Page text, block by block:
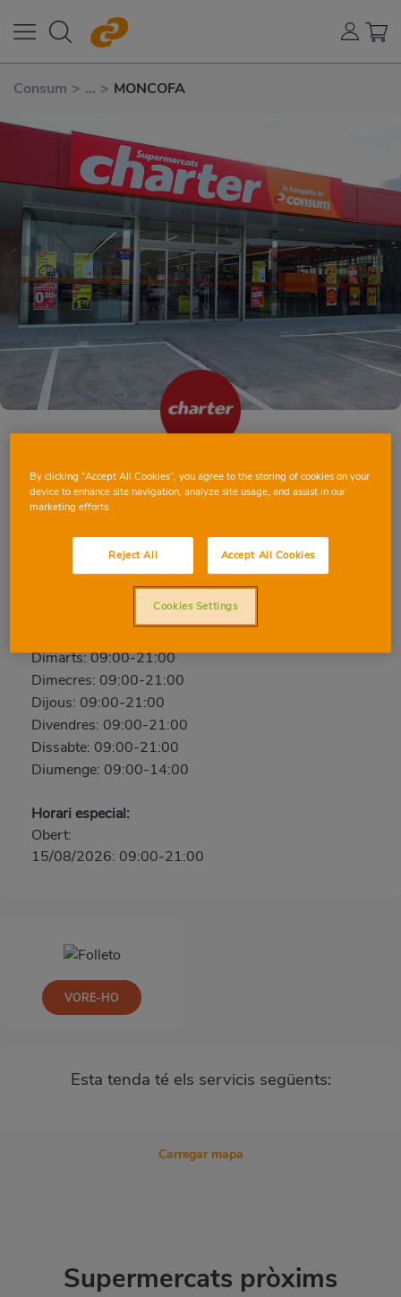
Consum > ... > MONCOFA
MONCOFA
CASTELLÓ
964 57 93 55
Dimarts: 09:00-21:00
Dimecres: 09:00-21:00
Dijous: 09:00-21:00
Divendres: 09:00-21:00
Dissabte: 09:00-21:00
Diumenge: 09:00-14:00
Horari especial:
Obert:
15/08/2026: 09:00-21:00
Esta tenda té els servicis següents:
VORE-HO
Carregar mapa
Supermercats pròxims
By clicking “Accept All Cookies”, you agree to the storing of cookies on your
device to enhance site navigation, analyze site usage, and assist in our
marketing efforts.
Reject All Accept All Cookies
Cookies Settings